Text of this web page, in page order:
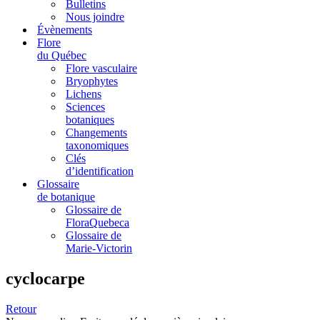
Bulletins
Nous joindre
Évènements
Flore
du Québec
Flore vasculaire
Bryophytes
Lichens
Sciences
botaniques
Changements
taxonomiques
Clés
d’identification
Glossaire
de botanique
Glossaire de
FloraQuebeca
Glossaire de
Marie-Victorin
cyclocarpe
Retour